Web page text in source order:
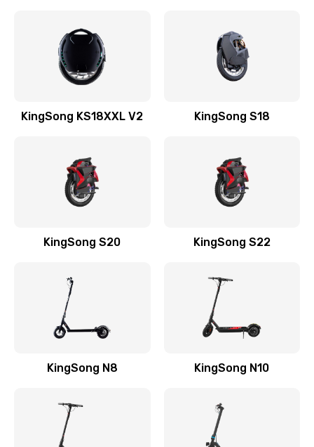
KingSong KS18XXL V2 KingSong S18
KingSong S20 KingSong S22
KingSong N8 KingSong N10